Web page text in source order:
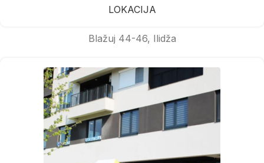
LOKACIJA
Blažuj 44-46, Ilidža